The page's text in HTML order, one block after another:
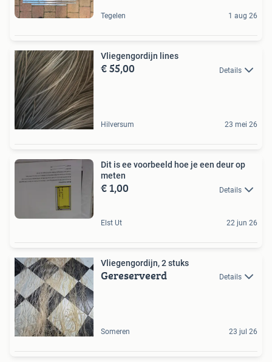
Tegelen 1 aug 26
Vliegengordijn lines
€ 55,00 Details
Hilversum 23 mei 26
Dit is ee voorbeeld hoe je een deur op
meten
€ 1,00 Details
Elst Ut 22 jun 26
Vliegengordijn, 2 stuks
Gereserveerd Details
Someren 23 jul 26